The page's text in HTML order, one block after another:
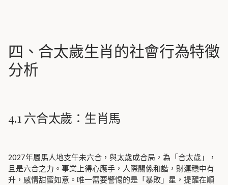
四、合太歲生肖的社會行為特徵
分析
4.1 六合太歲：生肖馬
2027年屬馬人地支午未六合，與太歲成合局，為「合太歲」，
且是六合之力。事業上得心應手，人際關係和諧，財運穩中有
升，感情甜蜜如意。唯一需要警惕的是「暴敗」星，提醒在順